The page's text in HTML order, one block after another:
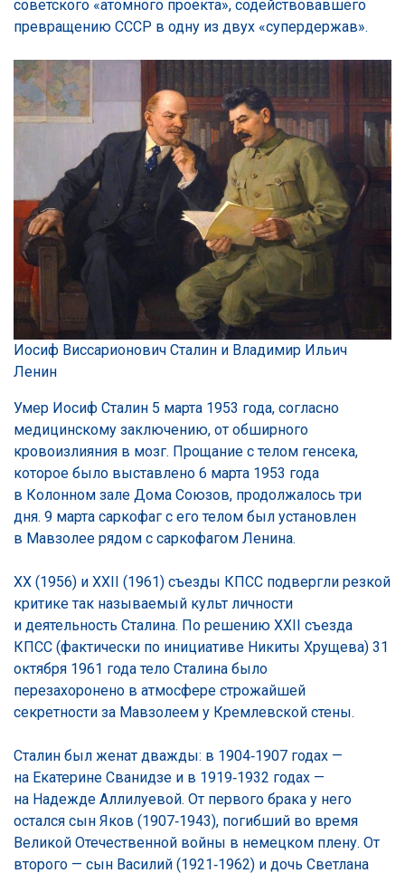
советского «атомного проекта», содействовавшего
превращению СССР в одну из двух «супердержав».
Иосиф Виссарионович Сталин и Владимир Ильич
Ленин
Умер Иосиф Сталин 5 марта 1953 года, согласно
медицинскому заключению, от обширного
кровоизлияния в мозг. Прощание с телом генсека,
которое было выставлено 6 марта 1953 года
в Колонном зале Дома Союзов, продолжалось три
дня. 9 марта саркофаг с его телом был установлен
в Мавзолее рядом с саркофагом Ленина.
XX (1956) и XXII (1961) съезды КПСС подвергли резкой
критике так называемый культ личности
и деятельность Сталина. По решению XXII съезда
КПСС (фактически по инициативе Никиты Хрущева) 31
октября 1961 года тело Сталина было
перезахоронено в атмосфере строжайшей
секретности за Мавзолеем у Кремлевской стены.
Сталин был женат дважды: в 1904‑1907 годах —
на Екатерине Сванидзе и в 1919‑1932 годах —
на Надежде Аллилуевой. От первого брака у него
остался сын Яков (1907‑1943), погибший во время
Великой Отечественной войны в немецком плену. От
второго — сын Василий (1921‑1962) и дочь Светлана